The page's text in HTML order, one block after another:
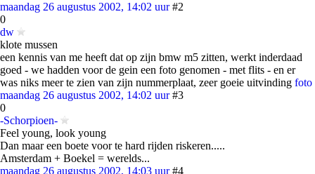
maandag 26 augustus 2002, 14:02 uur #2
0
dw
klote mussen
een kennis van me heeft dat op zijn bmw m5 zitten, werkt inderdaad
goed - we hadden voor de gein een foto genomen - met flits - en er
was niks meer te zien van zijn nummerplaat, zeer goeie uitvinding foto
maandag 26 augustus 2002, 14:02 uur #3
0
-Schorpioen-
Feel young, look young
Dan maar een boete voor te hard rijden riskeren.....
Amsterdam + Boekel = werelds...
maandag 26 augustus 2002, 14:03 uur #4